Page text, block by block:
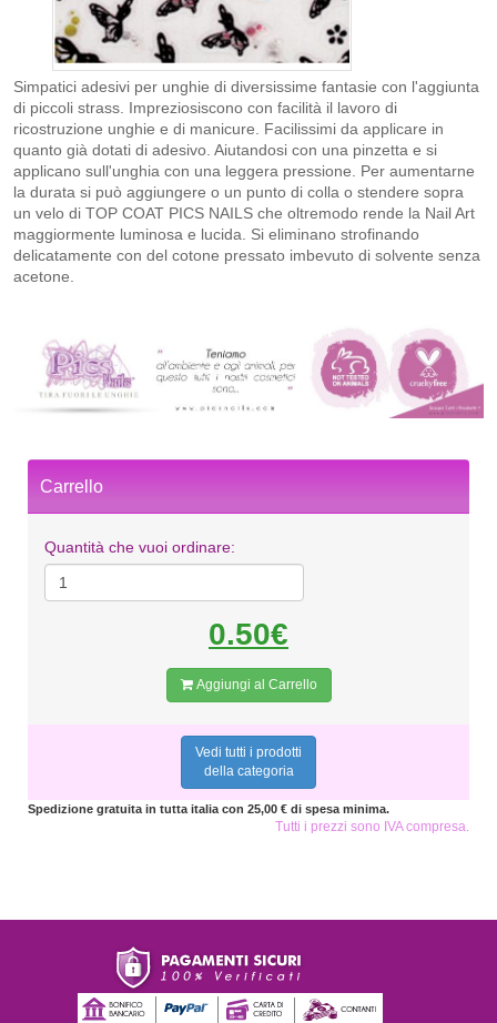
Simpatici adesivi per unghie di diversissime fantasie con l'aggiunta
di piccoli strass. Impreziosiscono con facilità il lavoro di
ricostruzione unghie e di manicure. Facilissimi da applicare in
quanto già dotati di adesivo. Aiutandosi con una pinzetta e si
applicano sull'unghia con una leggera pressione. Per aumentarne
la durata si può aggiungere o un punto di colla o stendere sopra
un velo di TOP COAT PICS NAILS che oltremodo rende la Nail Art
maggiormente luminosa e lucida. Si eliminano strofinando
delicatamente con del cotone pressato imbevuto di solvente senza
acetone.
Carrello
Quantità che vuoi ordinare:
0.50€
Aggiungi al Carrello
Vedi tutti i prodotti
della categoria
Spedizione gratuita in tutta italia con 25,00 € di spesa minima.
Tutti i prezzi sono IVA compresa.